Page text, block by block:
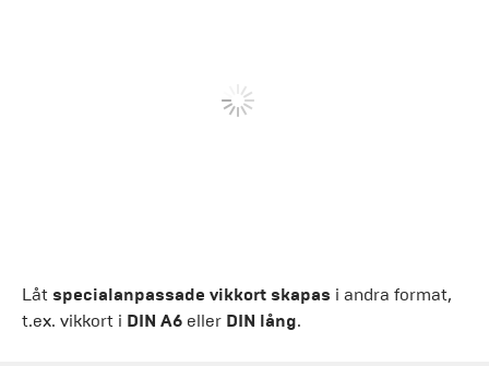
Låt specialanpassade vikkort skapas i andra format,
t.ex. vikkort i DIN A6 eller DIN lång.